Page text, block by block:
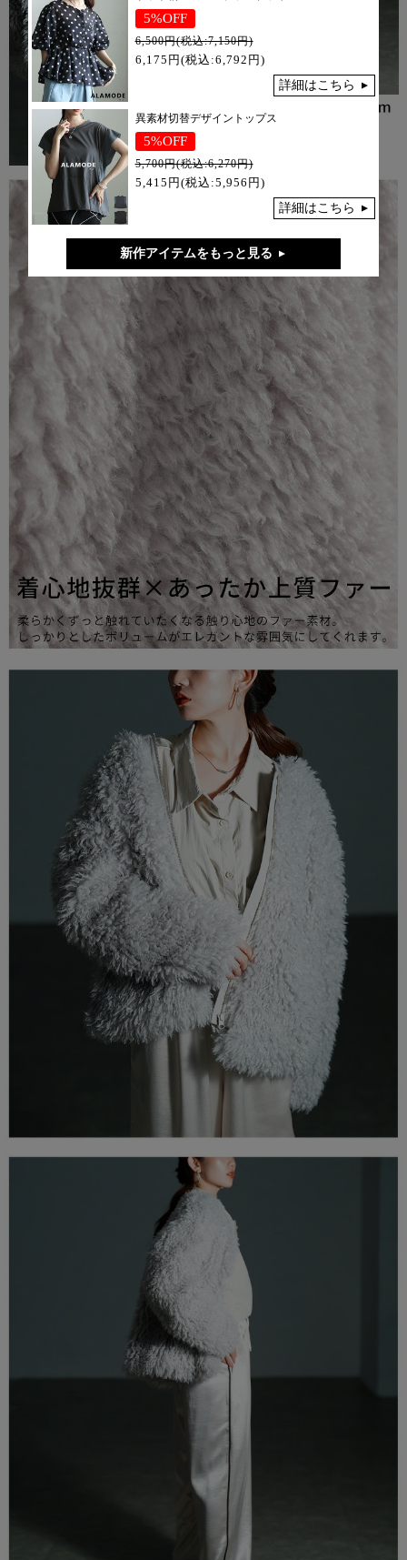
5%OFF
6,500円(税込:7,150円)
6,175円(税込:6,792円)
詳細はこちら
異素材切替デザイントップス
5%OFF
5,700円(税込:6,270円)
5,415円(税込:5,956円)
詳細はこちら
新作アイテムをもっと見る